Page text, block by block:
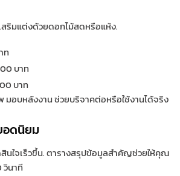
สริมแต่งด้วยดอกไม้สดหรือแห้ง.
ท
บาท
บาท
อบหลังงาน ช่วยบริจาคต่อหรือใช้งานได้จริง
อดนิยม
นใจเร็วขึ้น. ตารางสรุปข้อมูลสำคัญช่วยให้คุณ
วินาที